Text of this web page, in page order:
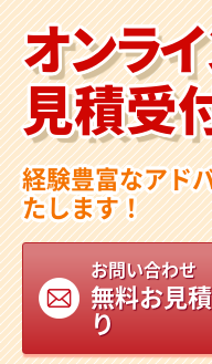
オンラ
見積受
経験豊富なアド
たします！
お問い合わせ
無料お見積
り